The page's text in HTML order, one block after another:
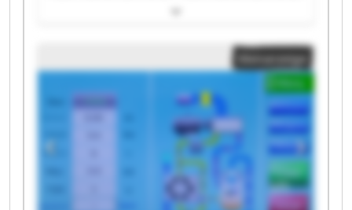
Fraikin Deutschland GmbH Fraikin Deutschland GmbH
Fraikin Deutschland GmbH Fraikin Deutschland GmbH
Fraikin Deutschland GmbH Fraikin Deutschland GmbH
Fraikin Deutschland GmbH Fraikin Deutschland GmbH
Fraikin Deutschland GmbH Fraikin Deutschland GmbH
Fraikin Deutschland GmbH Fraikin Deutschland GmbH
Fraikin Deutschland GmbH Fraikin Deutschland GmbH
Kleinanzeige